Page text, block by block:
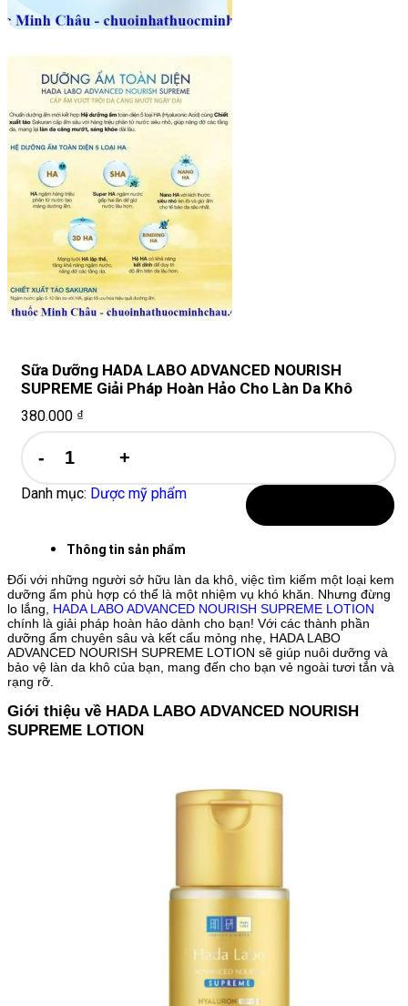
Sữa Dưỡng HADA LABO ADVANCED NOURISH
SUPREME Giải Pháp Hoàn Hảo Cho Làn Da Khô
380.000 ₫
Dưỡng
LABO
SUPREME
Pháp
Hoàn
Hảo
Cho
Làn
Da
số
lượng
Danh mục: Dược mỹ phẩm
Thông tin sản phẩm
Đối với những người sở hữu làn da khô, việc tìm kiếm một loại kem
dưỡng ẩm phù hợp có thể là một nhiệm vụ khó khăn. Nhưng đừng
lo lắng, HADA LABO ADVANCED NOURISH SUPREME LOTION
chính là giải pháp hoàn hảo dành cho bạn! Với các thành phần
dưỡng ẩm chuyên sâu và kết cấu mỏng nhẹ, HADA LABO
ADVANCED NOURISH SUPREME LOTION sẽ giúp nuôi dưỡng và
bảo vệ làn da khô của bạn, mang đến cho bạn vẻ ngoài tươi tắn và
rạng rỡ.
Giới thiệu về HADA LABO ADVANCED NOURISH
SUPREME LOTION